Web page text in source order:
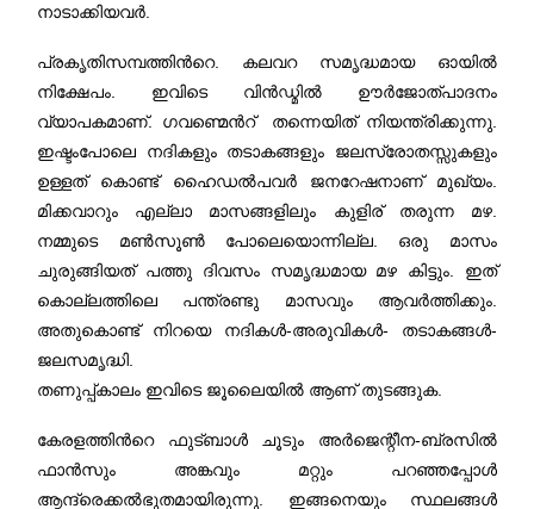
നാടാക്കിയവര്‍.
പ്രകൃതിസമ്പത്തിന്‍റെ. കലവറ സമൃദ്ധമായ ഓയില്‍
നിക്ഷേപം. ഇവിടെ വിന്‍ഡ്മില്‍ ഊര്‍ജോത്പാദനം
വ്യാപകമാണ്. ഗവണ്മെന്‍റ് തന്നെയിത് നിയന്ത്രിക്കുന്നു.
ഇഷ്ടംപോലെ നദികളും തടാകങ്ങളും ജലസ്രോതസ്സുകളും
ഉള്ളത് കൊണ്ട് ഹൈഡല്‍പവര്‍ ജനറേഷനാണ് മുഖ്യം.
മിക്കവാറും എല്ലാ മാസങ്ങളിലും കുളിര് തരുന്ന മഴ.
നമ്മുടെ മണ്‍സൂണ്‍ പോലെയൊന്നില്ല. ഒരു മാസം
ചുരുങ്ങിയത് പത്തു ദിവസം സമൃദ്ധമായ മഴ കിട്ടും. ഇത്
കൊല്ലത്തിലെ പന്ത്രണ്ടു മാസവും ആവര്‍ത്തിക്കും.
അതുകൊണ്ട് നിറയെ നദികള്‍-അരുവികള്‍- തടാകങ്ങള്‍-
ജലസമൃദ്ധി.
തണുപ്പ്കാലം ഇവിടെ ജൂലൈയില്‍ ആണ് തുടങ്ങുക.
കേരളത്തിന്‍റെ ഫുട്ബാള്‍ ചൂടും അര്‍ജെന്റീന-ബ്രസില്‍
ഫാന്‍സും അങ്കവും മറ്റും പറഞ്ഞപ്പോള്‍
ആന്ദ്രെക്കല്‍ഭുതമായിരുന്നു. ഇങ്ങനെയും സ്ഥലങ്ങള്‍